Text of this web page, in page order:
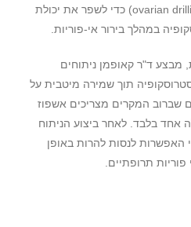
לעשות ניקוב של השחלות (ovarian drilling) כדי לשפר את יכולת
במהלך בירור אי-פוריות.
מבצע ד"ר קאופמן ניתוחים
תוך שמירה מיטבית על
שברוב המקרים מצריכים אשפוז
אחד בלבד. לאחר ביצוע הניתוח
האפשרות לנסות להרות באופן
תרופתיים.